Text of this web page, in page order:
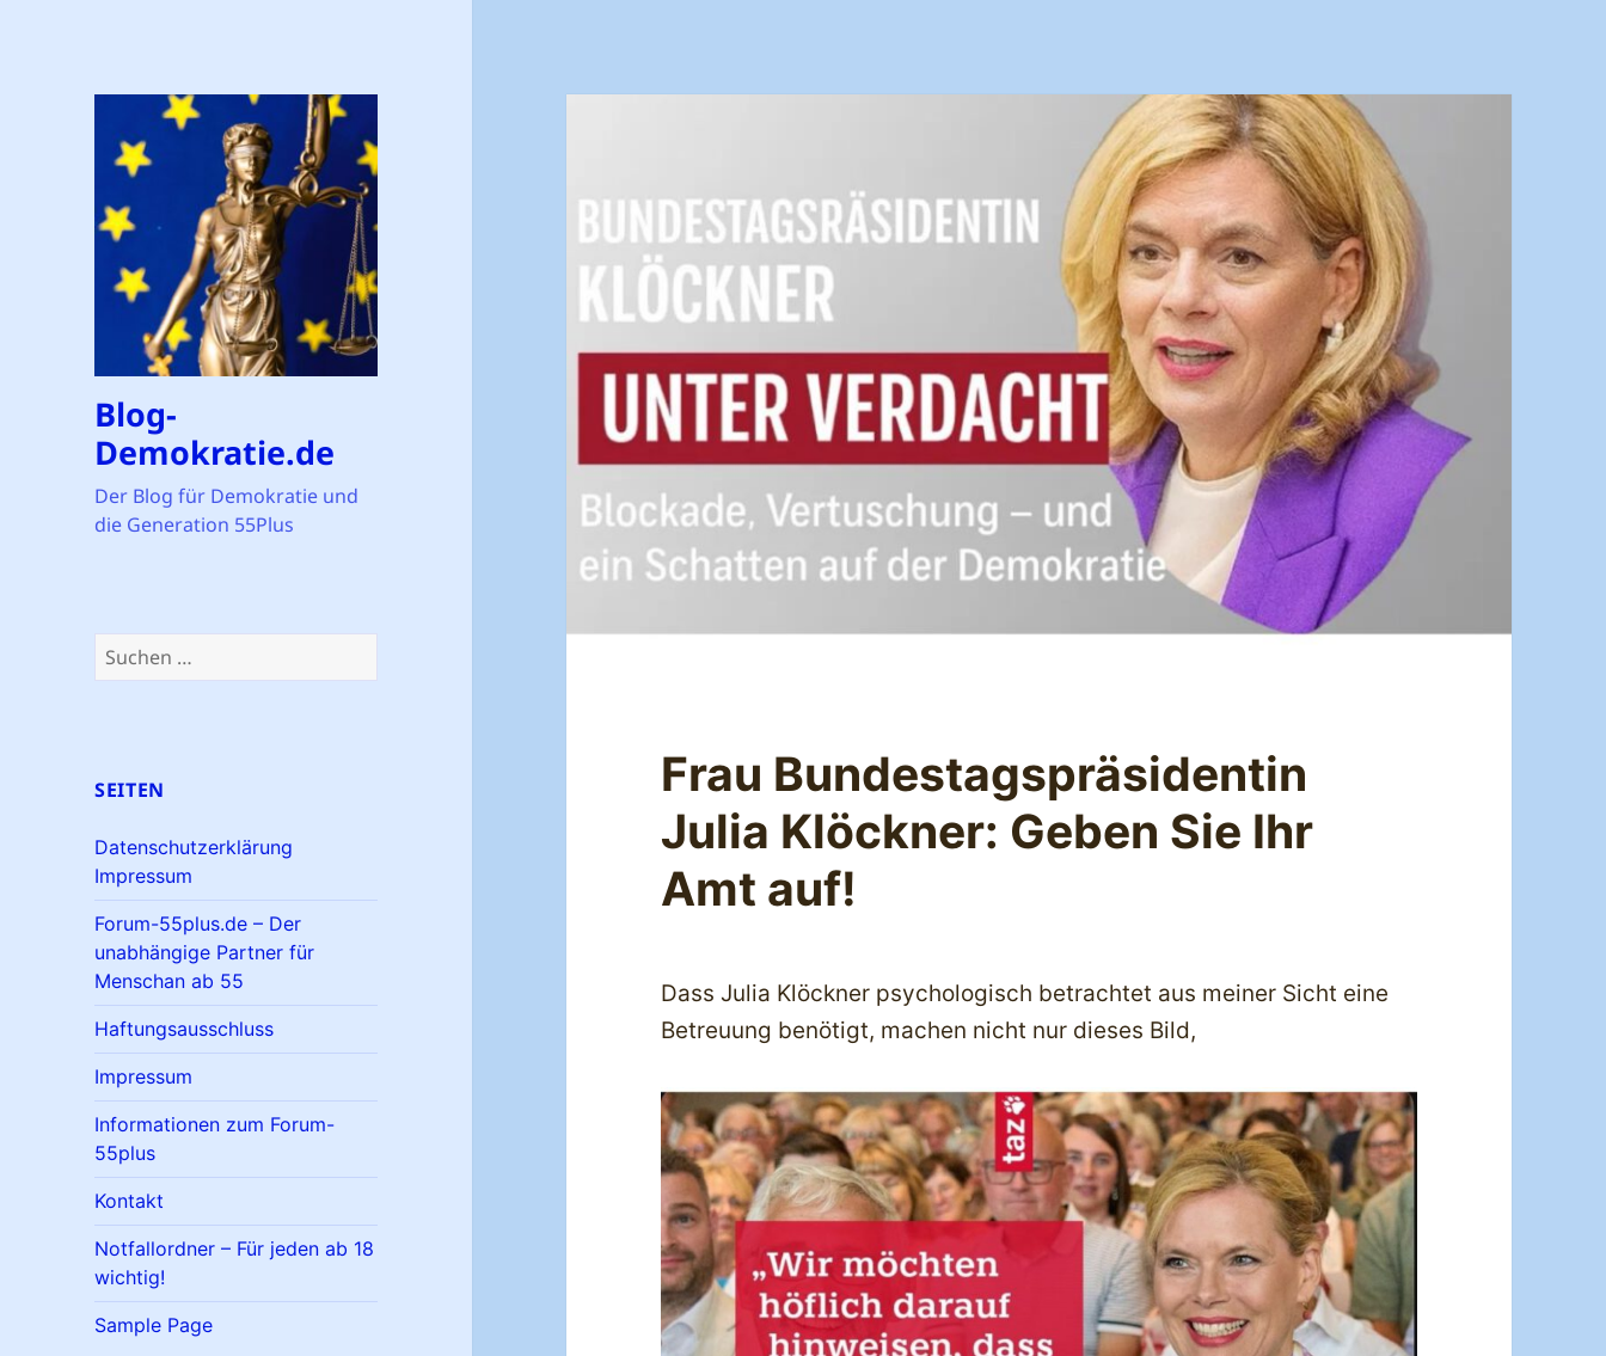
Blog-
Demokratie.de
Der Blog für Demokratie und
die Generation 55Plus
Suchen
nach:
SEITEN
Datenschutzerklärung
Impressum
Forum-55plus.de – Der
unabhängige Partner für
Menschan ab 55
Haftungsausschluss
Impressum
Informationen zum Forum-
55plus
Kontakt
Notfallordner – Für jeden ab 18
wichtig!
Sample Page
Frau Bundestagspräsidentin
Julia Klöckner: Geben Sie Ihr
Amt auf!
Dass Julia Klöckner psychologisch betrachtet aus meiner Sicht eine
Betreuung benötigt, machen nicht nur dieses Bild,